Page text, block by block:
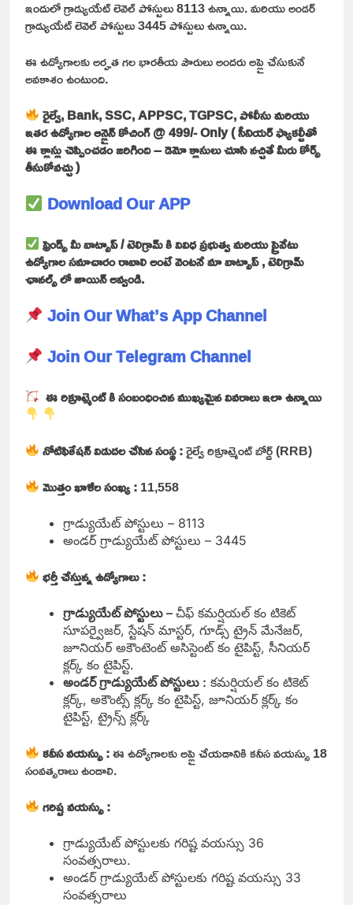
ఇందులో గ్రాడ్యుయేట్ లెవెల్ పోస్టులు 8113 ఉన్నాయి. మరియు అండర్
గ్రాడ్యుయేట్ లెవెల్ పోస్టులు 3445 పోస్టులు ఉన్నాయి.
ఈ ఉద్యోగాలకు అర్హత గల భారతీయ పౌరులు అందరు అప్లై చేసుకునే
అవకాశం ఉంటుంది.
రైల్వే, Bank, SSC, APPSC, TGPSC, పోలీసు మరియు
ఇతర ఉద్యోగాల ఆన్లైన్ కోచింగ్ @ 499/- Only ( సీనియర్ ఫ్యాకల్టీతో
ఈ క్లాస్లు చెప్పించడం జరిగింది – డెమో క్లాసులు చూసి నచ్చితే మీరు కోర్స్
తీసుకోవచ్చు )
Download Our APP
ఫ్రెండ్స్ మీ వాట్సాప్ / టెలిగ్రామ్ కి వివిధ ప్రభుత్వ మరియు ప్రైవేటు
ఉద్యోగాల సమాచారం రావాలి అంటే వెంటనే మా వాట్సాప్ , టెలిగ్రామ్
ఛానల్స్ లో జాయిన్ అవ్వండి.
Join Our What’s App Channel
Join Our Telegram Channel
ఈ రిక్రూట్మెంట్ కి సంబంధించిన ముఖ్యమైన వివరాలు ఇలా ఉన్నాయి
నోటిఫికేషన్ విడుదల చేసిన సంస్థ :రైల్వే రిక్రూట్మెంట్ బోర్డ్ (RRB)
మొత్తం ఖాళీల సంఖ్య :11,558
గ్రాడ్యుయేట్ పోస్టులు – 8113
అండర్ గ్రాడ్యుయేట్ పోస్టులు – 3445
భర్తీ చేస్తున్న ఉద్యోగాలు :
గ్రాడ్యుయేట్ పోస్టులు – చీఫ్ కమర్షియల్ కం టికెట్
సూపర్వైజర్, స్టేషన్ మాస్టర్, గూడ్స్ ట్రైన్ మేనేజర్,
జూనియర్ అకౌంటెంట్ అసిస్టెంట్ కం టైపిస్ట్, సీనియర్
క్లర్క్ కం టైపిస్ట్.
అండర్ గ్రాడ్యుయేట్ పోస్టులు : కమర్షియల్ కం టికెట్
క్లర్క్, అకౌంట్స్ క్లర్క్ కం టైపిస్ట్, జూనియర్ క్లర్క్ కం
టైపిస్ట్, ట్రైన్స్ క్లర్క్
కనీస వయస్సు :ఈ ఉద్యోగాలకు అప్లై చేయడానికి కనీస వయస్సు 18
సంవత్సరాలు ఉండాలి.
గరిష్ట వయస్సు :
గ్రాడ్యుయేట్ పోస్టులకు గరిష్ట వయస్సు 36
సంవత్సరాలు.
అండర్ గ్రాడ్యుయేట్ పోస్టులకు గరిష్ట వయస్సు 33
సంవత్సరాలు